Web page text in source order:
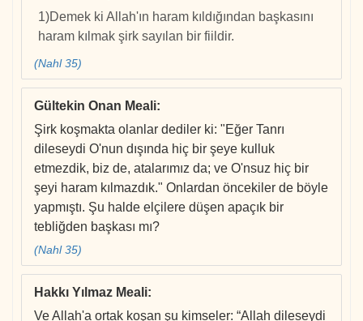
1)Demek ki Allah'ın haram kıldığından başkasını
haram kılmak şirk sayılan bir fiildir.
(Nahl 35)
Gültekin Onan Meali:
Şirk koşmakta olanlar dediler ki: "Eğer Tanrı
dileseydi O'nun dışında hiç bir şeye kulluk
etmezdik, biz de, atalarımız da; ve O'nsuz hiç bir
şeyi haram kılmazdık." Onlardan öncekiler de böyle
yapmıştı. Şu halde elçilere düşen apaçık bir
tebliğden başkası mı?
(Nahl 35)
Hakkı Yılmaz Meali:
Ve Allah'a ortak koşan şu kimseler: “Allah dileseydi